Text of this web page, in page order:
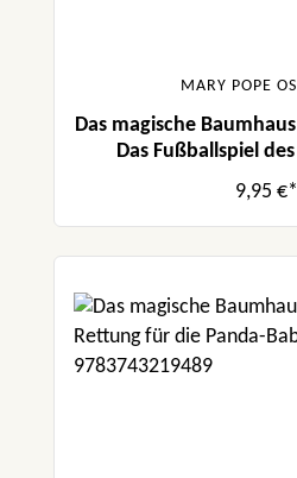
MARY POPE
Das magische
Das Fußballspiel
9,95 €*